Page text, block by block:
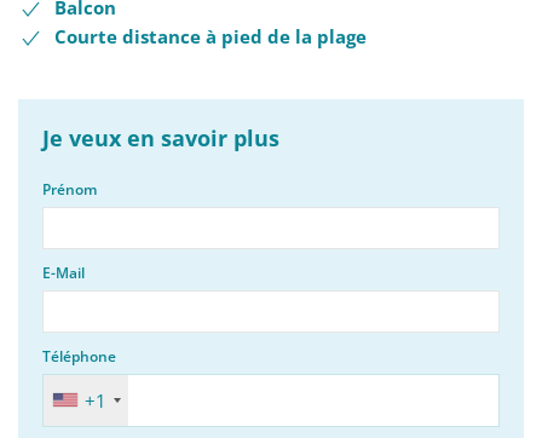
Balcon
Courte distance à pied de la plage
Je veux en savoir plus
Prénom
E-Mail
Téléphone
+1